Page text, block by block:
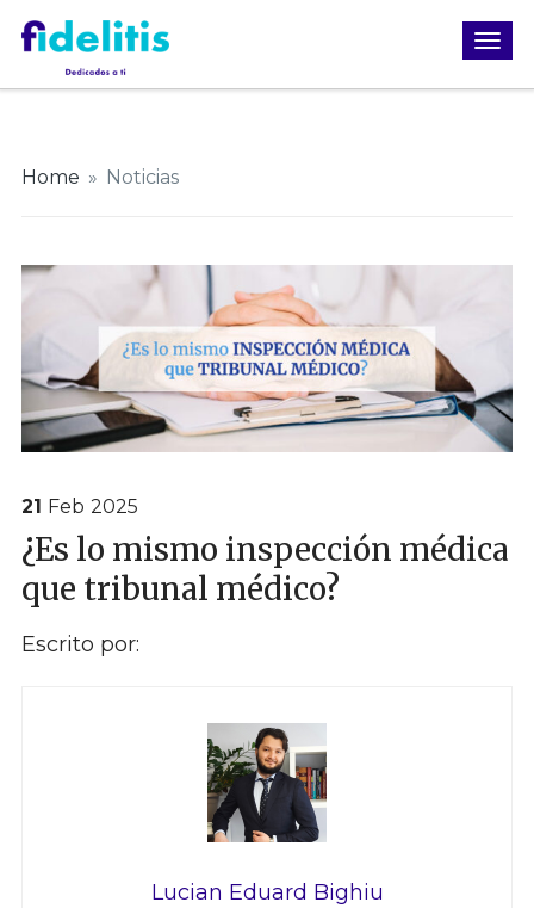
Home » Noticias
21 Feb 2025
¿Es lo mismo inspección médica
que tribunal médico?
Escrito por:
Lucian Eduard Bighiu